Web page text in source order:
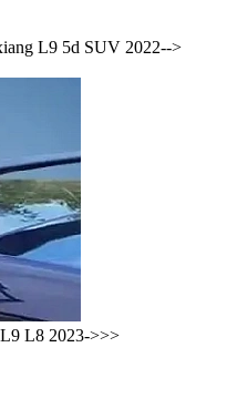
L9 5d SUV 2022-->
L8 2023->>>